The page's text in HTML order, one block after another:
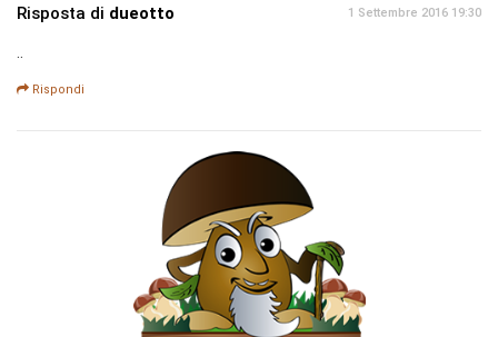
Risposta di dueotto 1 Settembre 2016 19:30
..
Rispondi